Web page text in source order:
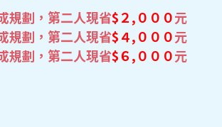
規劃，第二人現省$２,０００元
規劃，第二人現省$４,０００元
規劃，第二人現省$６,０００元